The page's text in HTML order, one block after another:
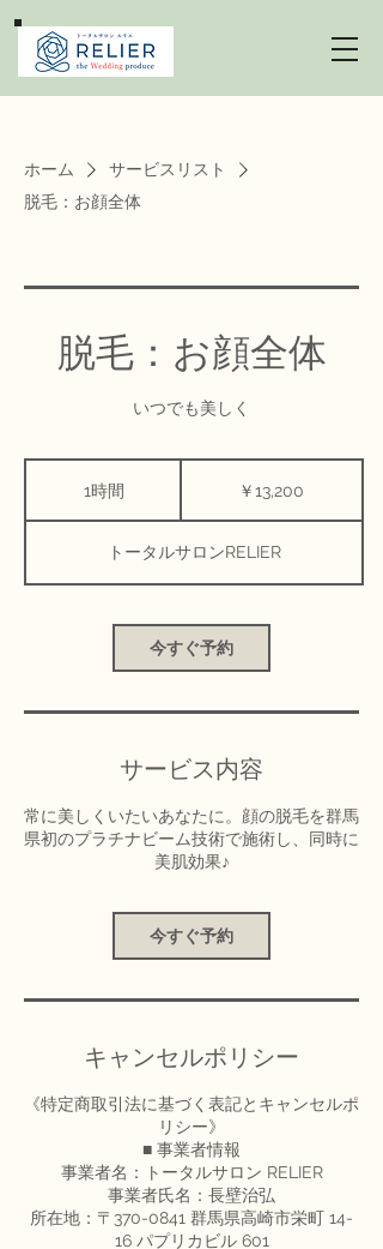
ホーム
サービスリスト
脱毛：お顔全体
脱毛：お顔全体
いつでも美しく
1時間 ￥13,200
トータルサロンRELIER
今すぐ予約
サービス内容
常に美しくいたいあなたに。顔の脱毛を群馬
県初のプラチナビーム技術で施術し、同時に
美肌効果♪
今すぐ予約
キャンセルポリシー
《特定商取引法に基づく表記とキャンセルポ
リシー》
■ 事業者情報
事業者名：トータルサロン RELIER
事業者氏名：長壁治弘
所在地：〒370-0841 群馬県高崎市栄町 14-
16 パプリカビル 601